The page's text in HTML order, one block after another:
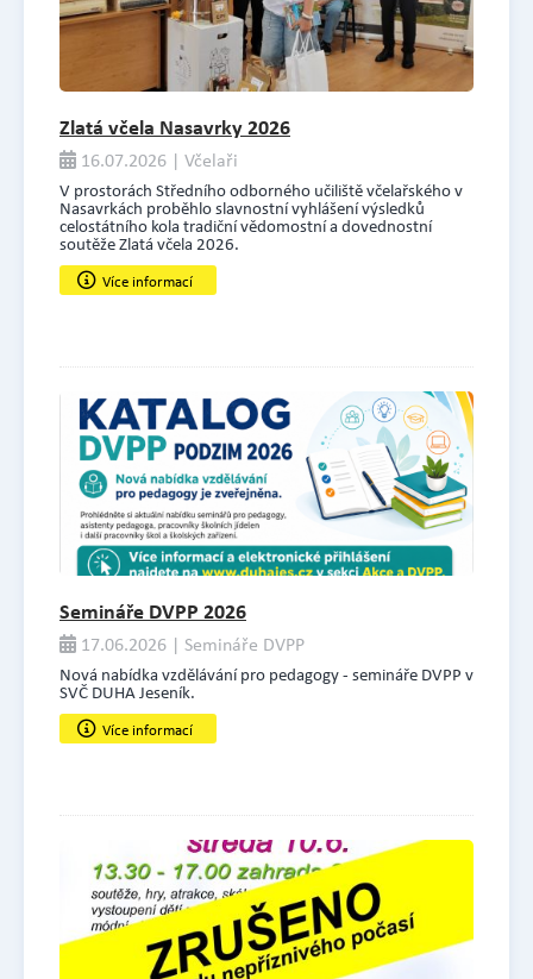
Zlatá včela Nasavrky 2026
16.07.2026 | Včelaři
V prostorách Středního odborného učiliště včelařského v
Nasavrkách proběhlo slavnostní vyhlášení výsledků
celostátního kola tradiční vědomostní a dovednostní
soutěže Zlatá včela 2026.
Více informací
Semináře DVPP 2026
17.06.2026 | Semináře DVPP
Nová nabídka vzdělávání pro pedagogy - semináře DVPP v
SVČ DUHA Jeseník.
Více informací